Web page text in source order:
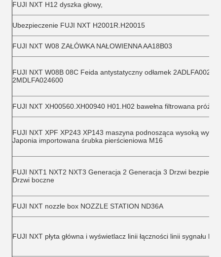
FUJI NXT H12 dyszka głowy,
Ubezpieczenie FUJI NXT H2001R.H20015
FUJI NXT W08 ZAŁÓWKA NAŁOWIENNA AA18B03
FUJI NXT W08B 08C Feida antystatyczny odłamek
2MDLFA024600
FUJI NXT XH00560.XH00940 H01.H02 bawełna filtrowana
FUJI NXT XPF XP243 XP143 maszyna podnosząca wysoką
Japonia importowana śrubka pierścieniowa M16
FUJI NXT1 NXT2 NXT3 Generacja 2 Generacja 3 Drzwi
Drzwi boczne
FUJI NXT nozzle box NOZZLE STATION ND36A
FUJI NXT płyta główna i wyświetlacz linii łączności linii sygnału linii